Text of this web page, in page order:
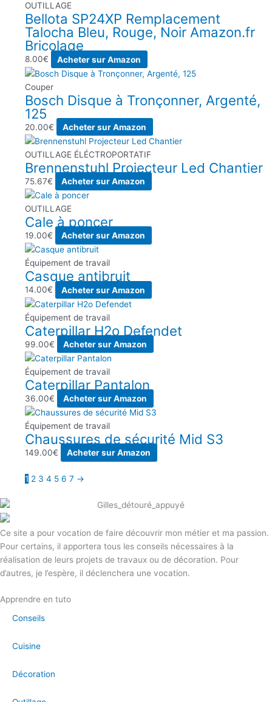
OUTILLAGE
Bellota SP24XP Remplacement
Talocha Bleu, Rouge, Noir Amazon.fr
Bricolage
8.00€ Acheter sur Amazon
Couper
Bosch Disque à Tronçonner, Argenté,
125
20.00€ Acheter sur Amazon
OUTILLAGE ÉLÉCTROPORTATIF
Brennenstuhl Projecteur Led Chantier
75.67€ Acheter sur Amazon
OUTILLAGE
Cale à poncer
19.00€ Acheter sur Amazon
Équipement de travail
Casque antibruit
14.00€ Acheter sur Amazon
Équipement de travail
Caterpillar H2o Defendet
99.00€ Acheter sur Amazon
Équipement de travail
Caterpillar Pantalon
36.00€ Acheter sur Amazon
Équipement de travail
Chaussures de sécurité Mid S3
149.00€ Acheter sur Amazon
1 2 3 4 5 6 7 →
Ce site a pour vocation de faire découvrir mon métier et ma passion.
Pour certains, il apportera tous les conseils nécessaires à la
réalisation de leurs projets de travaux ou de décoration. Pour
d’autres, je l’espère, il déclenchera une vocation.
Apprendre en tuto
Conseils
Cuisine
Décoration